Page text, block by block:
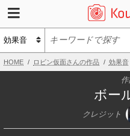
HOME ロビン仮面さんの作品 効果音
ボー
クレジット